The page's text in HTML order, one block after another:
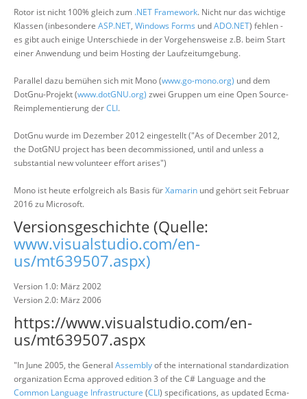
Rotor ist nicht 100% gleich zum .NET Framework. Nicht nur das wichtige
Klassen (inbesondere ASP.NET, Windows Forms undADO.NET) fehlen -
es gibt auch einige Unterschiede in der Vorgehensweise z.B. beim Start
einer Anwendung und beim Hosting der Laufzeitumgebung.
Parallel dazu bemühen sich mit Mono (www.go-mono.org) und dem
DotGnu-Projekt (www.dotGNU.org) zwei Gruppen um eine Open Source-
Reimplementierung derCLI.
DotGnu wurde im Dezember 2012 eingestellt ("As of December 2012,
the DotGNU project has been decommissioned, until and unless a
substantial new volunteer effort arises")
Mono ist heute erfolgreich als Basis fürXamarin und gehört seit Februar
2016 zu Microsoft.
Versionsgeschichte (Quelle:
www.visualstudio.com/en-
us/mt639507.aspx)
Version 1.0: März 2002
Version 2.0: März 2006
https://www.visualstudio.com/en-
us/mt639507.aspx
"In June 2005, the General Assemblyof the international standardization
organization Ecma approved edition 3 of the C# Language and the
Common Language Infrastructure (CLI) specifications, as updated Ecma-